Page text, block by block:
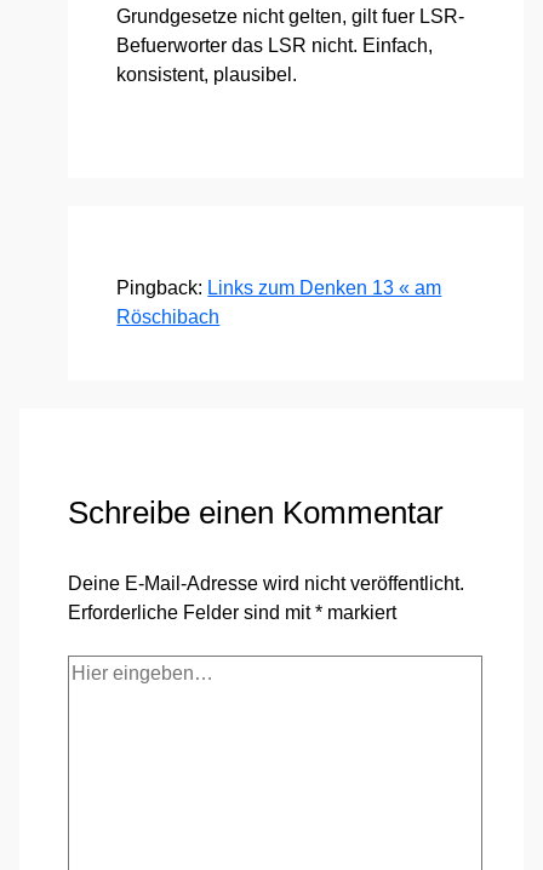
Grund­ge­set­ze nicht gel­ten, gilt fuer LSR-
Befuer­wor­ter das LSR nicht. Ein­fach,
kon­sis­tent, plau­si­bel.
Pingback: Links zum Denken 13 « am
Röschibach
Schreibe einen Kommentar
Deine E-Mail-Adresse wird nicht veröffentlicht.
Erforderliche Felder sind mit* markiert
Hier